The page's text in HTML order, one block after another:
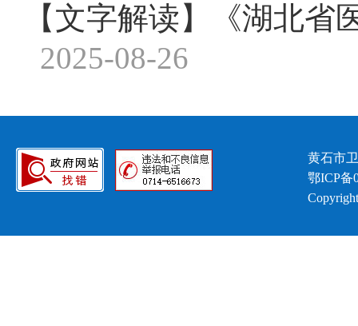
【文字解读】《湖北
2025-08-26
黄石市
鄂ICP备